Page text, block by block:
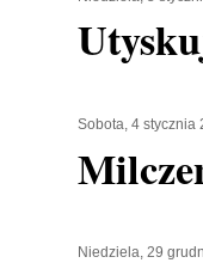
Sobota, 4 stycznia
Niedziela, 29